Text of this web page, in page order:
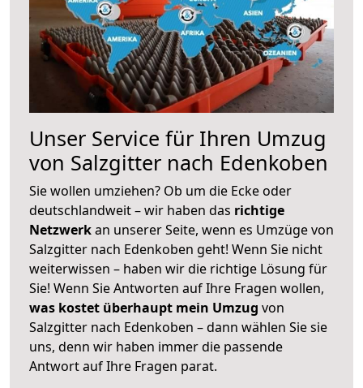
Unser Service für Ihren Umzug
von Salzgitter nach Edenkoben
Sie wollen umziehen? Ob um die Ecke oder
deutschlandweit – wir haben das richtige
Netzwerkan unserer Seite, wenn es Umzüge von
Salzgitter nach Edenkoben geht! Wenn Sie nicht
weiterwissen – haben wir die richtige Lösung für
Sie! Wenn Sie Antworten auf Ihre Fragen wollen,
was kostet überhaupt mein Umzug von
Salzgitter nach Edenkoben – dann wählen Sie sie
uns, denn wir haben immer die passende
Antwort auf Ihre Fragen parat.